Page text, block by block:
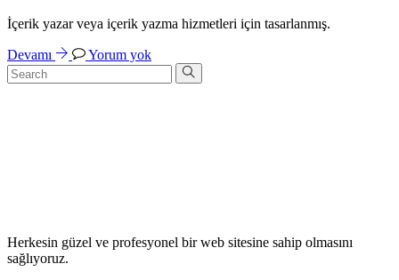
İçerik yazar veya içerik yazma hizmetleri için tasarlanmış.
Devamı Yorum yok
Herkesin güzel ve profesyonel bir web sitesine sahip olmasını
sağlıyoruz.